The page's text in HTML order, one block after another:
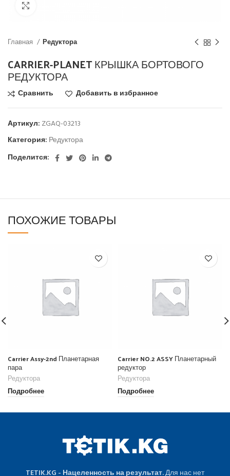
Главная Редуктора
CARRIER-PLANET КРЫШКА БОРТОВОГО
РЕДУКТОРА
Сравнить Добавить в избранное
Артикул: ZGAQ-03213
Категория: Редуктора
Поделится:
ПОХОЖИЕ ТОВАРЫ
Carrier Assy-2nd Планетарная
пара
Редуктора
Подробнее
Carrier NO.2 ASSY Планетарный
редуктор
Редуктора
Подробнее
TETIK.KG - Нацеленность на результат.Для нас нет